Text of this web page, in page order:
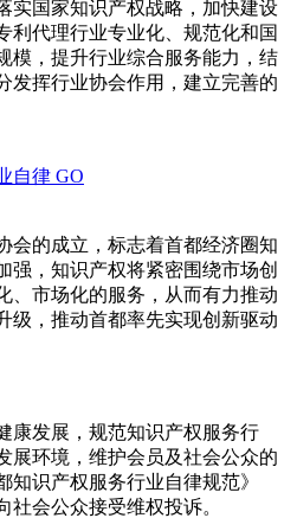
实国家知识产权战略，加快建设
利代理行业专业化、规范化和国
模，提升行业综合服务能力，结
发挥行业协会作用，建立完善的
自律 GO
会的成立，标志着首都经济圈知
强，知识产权将紧密围绕市场创
、市场化的服务，从而有力推动
级，推动首都率先实现创新驱动
康发展，规范知识产权服务行
展环境，维护会员及社会公众的
知识产权服务行业自律规范》
会公众接受维权投诉。